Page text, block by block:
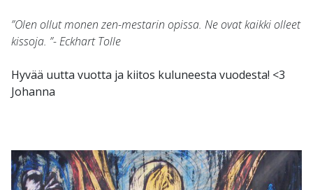
”Olen ollut monen zen-mestarin opissa. Ne ovat kaikki olleet
kissoja. ”- Eckhart Tolle
Hyvää uutta vuotta ja kiitos kuluneesta vuodesta! <3
Johanna